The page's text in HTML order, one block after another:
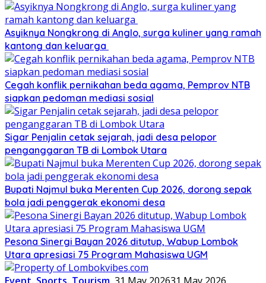
Asyiknya Nongkrong di Anglo, surga kuliner yang ramah
kantong dan keluarga
Cegah konflik pernikahan beda agama, Pemprov NTB
siapkan pedoman mediasi sosial
Sigar Penjalin cetak sejarah, jadi desa pelopor
penganggaran TB di Lombok Utara
Bupati Najmul buka Merenten Cup 2026, dorong sepak
bola jadi penggerak ekonomi desa
Pesona Sinergi Bayan 2026 ditutup, Wabup Lombok
Utara apresiasi 75 Program Mahasiswa UGM